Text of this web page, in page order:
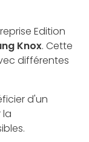
Edition
Knox. Cette
différentes
d'un
la